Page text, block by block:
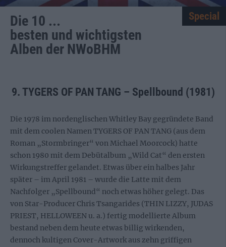
Die 10 ...
besten und wichtigsten
Alben der NWoBHM
Special
9. TYGERS OF PAN TANG – Spellbound (1981)
Die 1978 im nordenglischen Whitley Bay gegründete Band
mit dem coolen Namen TYGERS OF PAN TANG (aus dem
Roman „Stormbringer“ von Michael Moorcock) hatte
schon 1980 mit dem Debütalbum „Wild Cat“ den ersten
Wirkungstreffer gelandet. Etwas über ein halbes Jahr
später – im April 1981 – wurde die Latte mit dem
Nachfolger „Spellbound“ noch etwas höher gelegt. Das
von Star-Producer Chris Tsangarides (THIN LIZZY, JUDAS
PRIEST, HELLOWEEN u. a.) fertig modellierte Album
bestand neben dem heute etwas billig wirkenden,
dennoch kultigen Cover-Artwork aus zehn griffigen